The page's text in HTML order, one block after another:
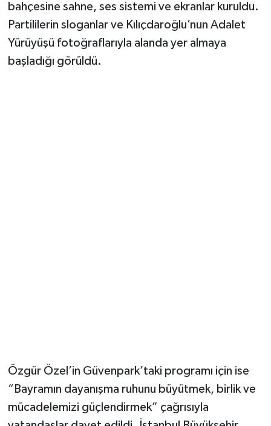
bahçesine sahne, ses sistemi ve ekranlar kuruldu.
Partililerin sloganlar ve Kılıçdaroğlu’nun Adalet
Yürüyüşü fotoğraflarıyla alanda yer almaya
başladığı görüldü.
Özgür Özel’in Güvenpark’taki programı için ise
“Bayramın dayanışma ruhunu büyütmek, birlik ve
mücadelemizi güçlendirmek” çağrısıyla